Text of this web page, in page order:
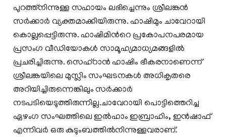
പുറത്ത്നിന്നുള്ള സഹായം ലഭിച്ചെന്നും ശ്രീലങ്കന്‍
സര്‍ക്കാര്‍ വ്യക്തമാക്കിയിരുന്നു. ഹാഷിമും ചാവേറായി
കൊല്ലപ്പെട്ടിരുന്നു. ഹാഷിമിന്‍റെ പ്രകോപനപരമായ
പ്രസംഗ വീഡിയോകള്‍ സാമൂഹ്യമാധ്യമങ്ങളില്‍
പ്രചരിച്ചിരുന്നു. സെഹ്റാന്‍ ഹാഷിം ഭീകരനാണെന്ന്
ശ്രീലങ്കയിലെ മുസ്ലിം സംഘടനകള്‍ അധികൃതരെ
അറിയിച്ചിരുന്നെങ്കിലും സര്‍ക്കാര്‍
നടപടിയെടുത്തിരുന്നില്ല.ചാവേറായി പൊട്ടിത്തെറിച്ച
ഏഴംഗ സംഘത്തിലെ ഇൽഹാം ഇബ്രാഹിം, ഇൻഷാഫ്
എന്നിവര്‍ ഒരു കുടുംബത്തില്‍നിന്നുള്ളവരാണ്.